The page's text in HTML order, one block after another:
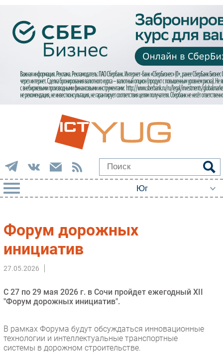
Импорто­замещение
Автоматизация Промышленности
Интернет
Фиксированная связь
Интеграция
Маркетинг
Торговые сети
Форум дорожных
инициатив
27.05.2026
С 27 по 29 мая 2026 г. в Сочи пройдет ежегодный XII
"Форум дорожных инициатив".
В рамках Форума будут обсуждаться инновационные
технологии и интеллектуальные транспортные
системы в дорожном строительстве.